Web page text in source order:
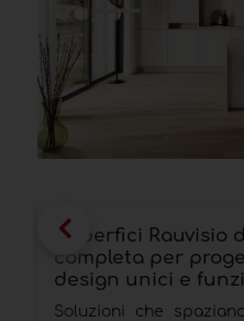
Superfici Rauvisio
completa per
design unici e
Soluzioni che